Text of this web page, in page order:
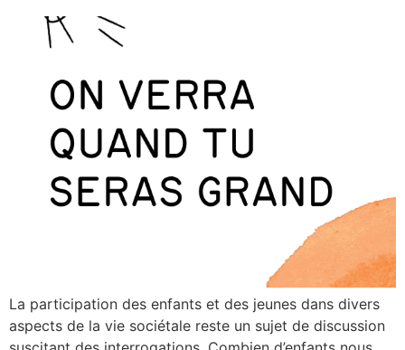
La participation des enfants et des jeunes dans divers
aspects de la vie sociétale reste un sujet de discussion